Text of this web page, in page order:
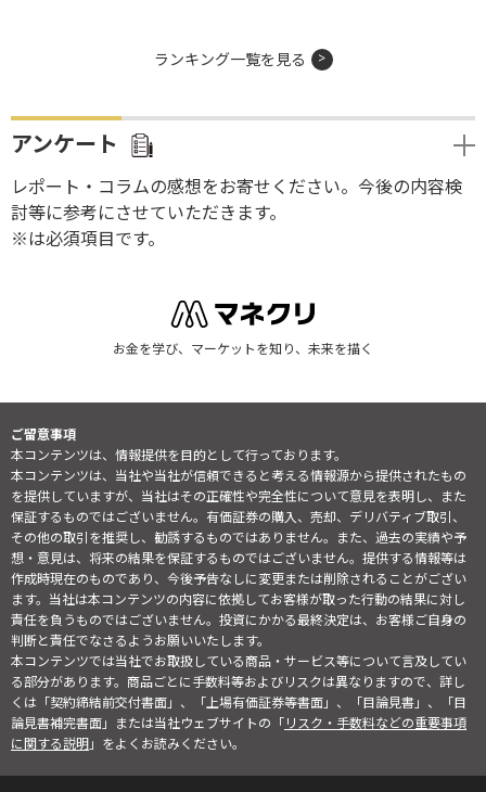
ランキング一覧を見る
アンケート
レポート・コラムの感想をお寄せください。今後の内容検
討等に参考にさせていただきます。
※は必須項目です。
お金を学び、マーケットを知り、未来を描く
ご留意事項
本コンテンツは、情報提供を目的として行っております。
本コンテンツは、当社や当社が信頼できると考える情報源から提供されたもの
を提供していますが、当社はその正確性や完全性について意見を表明し、また
保証するものではございません。有価証券の購入、売却、デリバティブ取引、
その他の取引を推奨し、勧誘するものではありません。また、過去の実績や予
想・意見は、将来の結果を保証するものではございません。提供する情報等は
作成時現在のものであり、今後予告なしに変更または削除されることがござい
ます。当社は本コンテンツの内容に依拠してお客様が取った行動の結果に対し
責任を負うものではございません。投資にかかる最終決定は、お客様ご自身の
判断と責任でなさるようお願いいたします。
本コンテンツでは当社でお取扱している商品・サービス等について言及してい
る部分があります。商品ごとに手数料等およびリスクは異なりますので、詳し
くは「契約締結前交付書面」、「上場有価証券等書面」、「目論見書」、「目
論見書補完書面」または当社ウェブサイトの「リスク・手数料などの重要事項
に関する説明」をよくお読みください。